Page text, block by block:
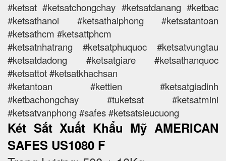
#ketsat #ketsatchongchay #ketsatdanang #ketbac
#ketsathanoi #ketsathaiphong #ketsatantoan
#ketsathcm #ketsattphcm
#ketsatnhatrang #ketsatphuquoc #ketsatvungtau
#ketsatdadong #ketsatgiare #ketsathanquoc
#ketsattot #ketsatkhachsan
#ketantoan #kettien #ketsatgiadinh
#ketbachongchay #tuketsat #ketsatmini
#ketsatvanphong #safes #ketsatsieucuong
Két Sắt Xuất Khẩu Mỹ AMERICAN
SAFES US1080 F